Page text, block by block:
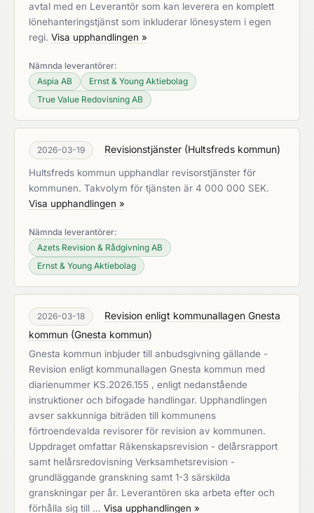
avtal med en Leverantör som kan leverera en komplett
lönehanteringstjänst som inkluderar lönesystem i egen
regi. Visa upphandlingen »
Nämnda leverantörer:
Aspia AB
Ernst & Young Aktiebolag
True Value Redovisning AB
2026-03-19 Revisionstjänster (Hultsfreds kommun)
Hultsfreds kommun upphandlar revisorstjänster för
kommunen. Takvolym för tjänsten är 4 000 000 SEK.
Visa upphandlingen »
Nämnda leverantörer:
Azets Revision & Rådgivning AB
Ernst & Young Aktiebolag
2026-03-18
Revision enligt kommunallagen Gnesta
kommun (Gnesta kommun)
Gnesta kommun inbjuder till anbudsgivning gällande -
Revision enligt kommunallagen Gnesta kommun med
diarienummer KS.2026.155 , enligt nedanstående
instruktioner och bifogade handlingar. Upphandlingen
avser sakkunniga biträden till kommunens
förtroendevalda revisorer för revision av kommunen.
Uppdraget omfattar Räkenskapsrevision - delårsrapport
samt helårsredovisning Verksamhetsrevision -
grundläggande granskning samt 1-3 särskilda
granskningar per år. Leverantören ska arbeta efter och
förhålla sig till … Visa upphandlingen »